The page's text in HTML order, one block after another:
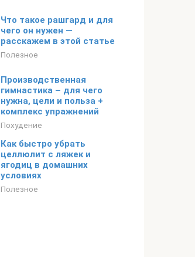
Что такое рашгард и для
чего он нужен —
расскажем в этой статье
Полезное
Производственная
гимнастика – для чего
нужна, цели и польза +
комплекс упражнений
Похудение
Как быстро убрать
целлюлит с ляжек и
ягодиц в домашних
условиях
Полезное